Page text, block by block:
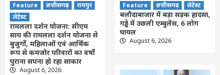
Feature छत्तीसगढ़
रायपुर
लेटेस्ट
रामलला दर्शन योजना: सीएम
साय की रामलला दर्शन योजना से
बुजुर्गों, महिलाओं एवं आर्थिक
रूप से कमजोर परिवारों का वर्षों
पुराना सपना हो रहा साकार
August 6, 2026
Feature छत्तीसगढ़ लेटेस्ट
बलौदाबाजार में बड़ा सड़क हादसा,
गड्ढे में उछली एम्बुलेंस, 6 लोग
घायल
August 6, 2026